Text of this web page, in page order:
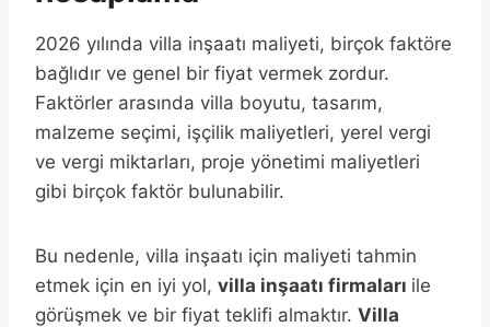
2026 yılında villa inşaatı maliyeti, birçok faktöre
bağlıdır ve genel bir fiyat vermek zordur.
Faktörler arasında villa boyutu, tasarım,
malzeme seçimi, işçilik maliyetleri, yerel vergi
ve vergi miktarları, proje yönetimi maliyetleri
gibi birçok faktör bulunabilir.
Bu nedenle, villa inşaatı için maliyeti tahmin
etmek için en iyi yol, villa inşaatı firmaları ile
görüşmek ve bir fiyat teklifi almaktır. Villa